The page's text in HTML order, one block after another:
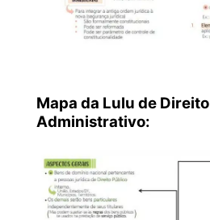
Mapa da Lulu de Direito
Administrativo: